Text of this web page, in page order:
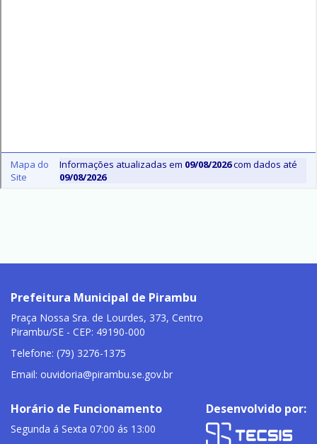
Prefeitura Municipal de Pirambu
Praça Nossa Sra. de Lourdes, 373, Centro
Pirambu/SE - CEP: 49190-000
Telefone: (79) 3276-1375
Email: ouvidoria@pirambu.se.gov.br
Horário de Funcionamento
Segunda á Sexta 07:00 ás 13:00
Desenvolvido por: